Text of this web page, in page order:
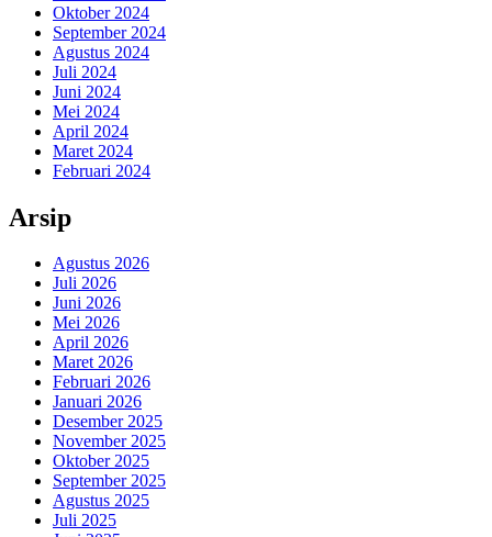
Oktober 2024
September 2024
Agustus 2024
Juli 2024
Juni 2024
Mei 2024
April 2024
Maret 2024
Februari 2024
Arsip
Agustus 2026
Juli 2026
Juni 2026
Mei 2026
April 2026
Maret 2026
Februari 2026
Januari 2026
Desember 2025
November 2025
Oktober 2025
September 2025
Agustus 2025
Juli 2025